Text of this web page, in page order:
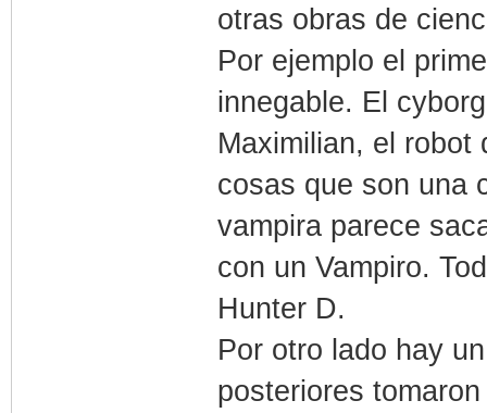
otras obras de
Por ejemplo el
innegable. El
Maximilian, el robot
cosas que son una
vampira parece
con un Vampiro.
Hunter D.
Por otro lado hay
posteriores